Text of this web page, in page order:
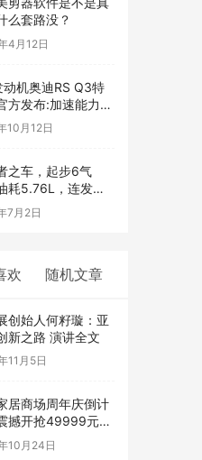
么套路没？
4月12日
动机奥迪RS Q3特
方发布:加速能力堪
10月12日
之车，起步6气
耗5.76L，连发动
顶级水平——汽车
7月2日
欢 随机文章
创始人何籽璇：亚
新之路 演讲全文
11月5日
居商场周年庆倒计
撼开抢49999元免
！
10月24日